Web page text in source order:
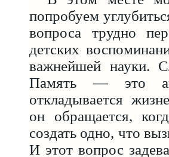
попробуем
вопроса трудно
детских
важнейшей науки.
Память — это
откладывается
он обращается,
создать одно, что
И этот вопрос